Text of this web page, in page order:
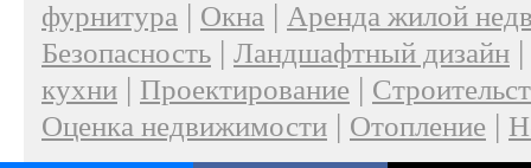
фурнитура | Окна | Аренда жилой
Безопасность | Ландшафтный дизайн |
кухни | Проектирование |
Оценка недвижимости | Отопление |